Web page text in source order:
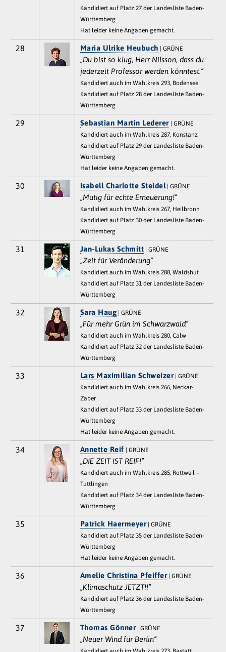
Kandidiert auf Platz 27 der Landesliste Baden-
Württemberg
Hat leider keine Angaben gemacht.
28 Maria Ulrike Heubuch | GRÜNE
„Du bist so klug, Herr Nilsson, dass du
jederzeit Professor werden könntest.“
Kandidiert auch im Wahlkreis 293, Bodensee
Kandidiert auf Platz 28 der Landesliste Baden-
Württemberg
29 Sebastian Martin Lederer| GRÜNE
Kandidiert auch im Wahlkreis 287, Konstanz
Kandidiert auf Platz 29 der Landesliste Baden-
Württemberg
Hat leider keine Angaben gemacht.
30 Isabell Charlotte Steidel| GRÜNE
„Mutig für echte Erneuerung!“
Kandidiert auch im Wahlkreis 267, Heilbronn
Kandidiert auf Platz 30 der Landesliste Baden-
Württemberg
31 Jan-Lukas Schmitt | GRÜNE
„Zeit für Veränderung“
Kandidiert auch im Wahlkreis 288, Waldshut
Kandidiert auf Platz 31 der Landesliste Baden-
Württemberg
32 Sara Haug | GRÜNE
„Für mehr Grün im Schwarzwald“
Kandidiert auch im Wahlkreis 280, Calw
Kandidiert auf Platz 32 der Landesliste Baden-
Württemberg
33 Lars Maximilian Schweizer| GRÜNE
Kandidiert auch im Wahlkreis 266, Neckar-
Zaber
Kandidiert auf Platz 33 der Landesliste Baden-
Württemberg
Hat leider keine Angaben gemacht.
34 Annette Reif | GRÜNE
„DIE ZEIT IST REIF!“
Kandidiert auch im Wahlkreis 285, Rottweil –
Tuttlingen
Kandidiert auf Platz 34 der Landesliste Baden-
Württemberg
35 Patrick Haermeyer| GRÜNE
Kandidiert auf Platz 35 der Landesliste Baden-
Württemberg
Hat leider keine Angaben gemacht.
36 Amelie Christina Pfeiffer| GRÜNE
„Klimaschutz JETZT!!“
Kandidiert auf Platz 36 der Landesliste Baden-
Württemberg
37 Thomas Gönner| GRÜNE
„Neuer Wind für Berlin“